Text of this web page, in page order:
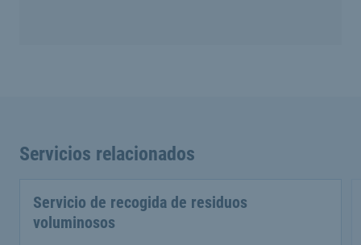
Servicios relacionados
Servicio de recogida de residuos
voluminosos